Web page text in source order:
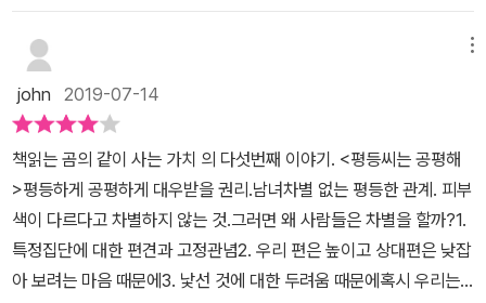
않는 것이라고 말합니다. 다문화 사회 속에서 살아가는 우리들이기에
이런 평등 감수성을 갖는 것이 더욱 요구되지 않을까 싶습니다. 여전
히 우린 피부색이 다르다는 것만 가지고도 차별하고 편견의 눈으로
바라보고 있으니 말입니다. 그래서 책은 평등한 세상을 만들기 위해
평등 연습을 제시합니다. 평등 감수성 키우기, 평등 언어 사용하기, 평
등 행동 실천하기, 평등 가족 만들기 등 평등 연습을 삶 속에서 하도록
제시하고 돕습니다. 물론 책에서 말하는 내용이 절대적일 수는 없습
니다. 평등이란 상황 속에서 해석해야 할 경우 역시 적지 않기 때문입
니다. 하지만, 이런 책을 통해 평등에 대한 생각을 더욱 넓혀나가는 것
은 반드시 필요할 겁니다. 우리 자녀들은 더욱 더 평등한 세상 속에서
john 2019-07-14
책읽는 곰의 같이 사는 가치 의 다섯번째 이야기. <평등씨는 공평해
>​평등하게 공평하게 대우받을 권리.남녀차별 없는 평등한 관계. 피부
색이 다르다고 차별하지 않는 것.그러면 왜 사람들은 차별을 할까?​1.
특정집단에 대한 편견과 고정관념2. 우리 편은 높이고 상대편은 낮잡
아 보려는 마음 때문에3. 낯선 것에 대한 두려움 때문에​혹시 우리는